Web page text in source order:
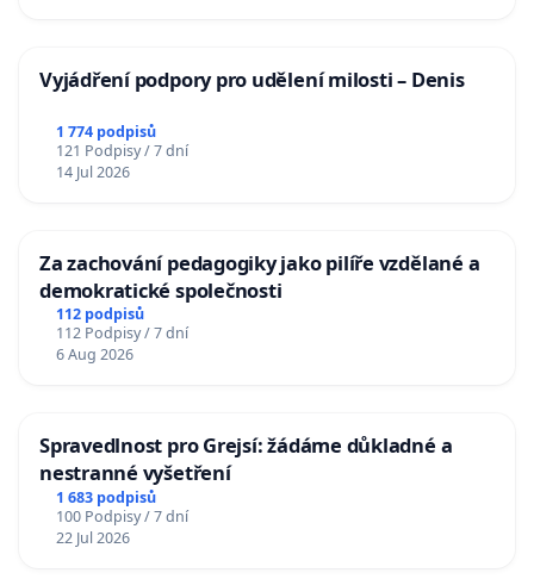
Vyjádření podpory pro udělení milosti – Denis
1 774 podpisů
121 Podpisy / 7 dní
14 Jul 2026
Za zachování pedagogiky jako pilíře vzdělané a
demokratické společnosti
112 podpisů
112 Podpisy / 7 dní
6 Aug 2026
Spravedlnost pro Grejsí: žádáme důkladné a
nestranné vyšetření
1 683 podpisů
100 Podpisy / 7 dní
22 Jul 2026